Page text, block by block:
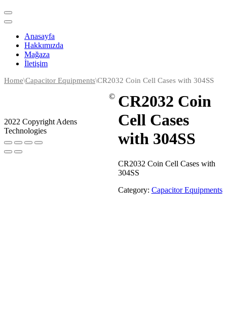
Dolaşım
menüsü
Dolaşım
menüsüAnasayfa
Hakkımızda
Mağaza
İletişim
Home\Capacitor Equipments\CR2032 Coin Cell Cases with 304SS
CR2032 Coin
Cell Cases
with 304SS
CR2032 Coin Cell Cases with
304SS
Category: Capacitor Equipments
©
2022 Copyright Adens
Technologies